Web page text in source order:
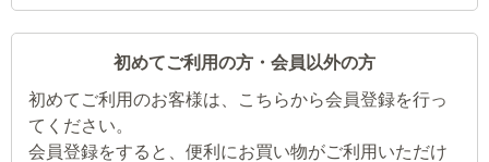
初めてご利用の方・会員以外の方
初めてご利用のお客様は、こちらから会員登録を行っ
てください。
会員登録をすると、便利にお買い物がご利用いただけ